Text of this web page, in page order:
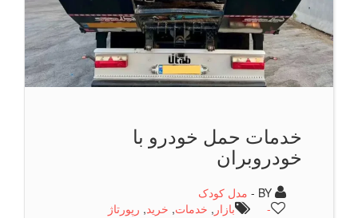
خدمات حمل خودرو با
خودروبران
مدل کودک
بازار
,خدمات , خرید,رپورتاژ